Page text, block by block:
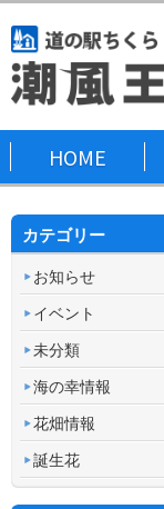
HOME
カテゴリー
お知らせ
イベント
未分類
海の幸情報
花畑情報
誕生花